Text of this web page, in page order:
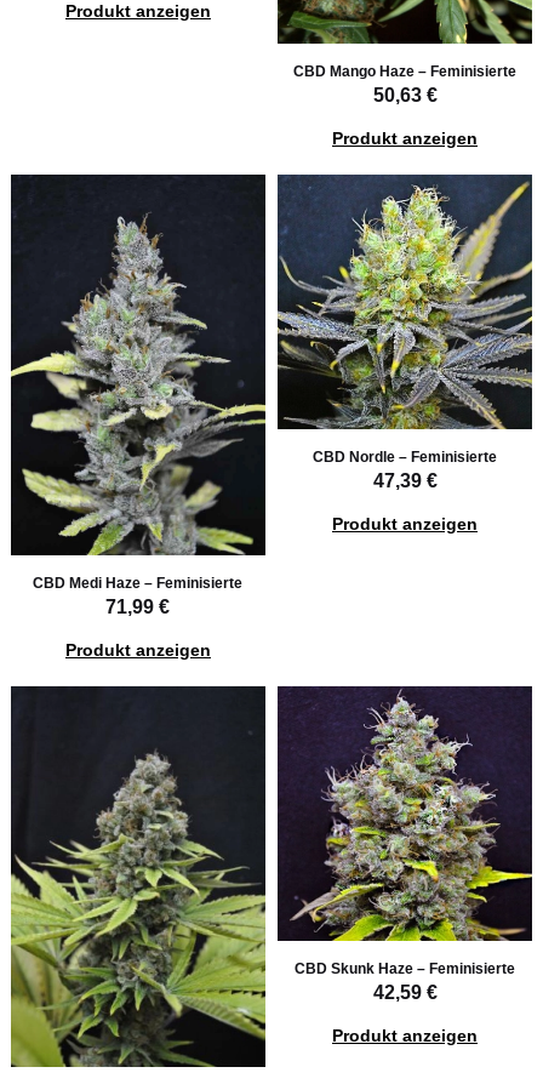
Produkt anzeigen
CBD Mango Haze – Feminisierte
50,63 €
Produkt anzeigen
CBD Medi Haze – Feminisierte
71,99 €
Produkt anzeigen
CBD Nordle – Feminisierte
47,39 €
Produkt anzeigen
CBD Skunk Haze – Feminisierte
42,59 €
Produkt anzeigen